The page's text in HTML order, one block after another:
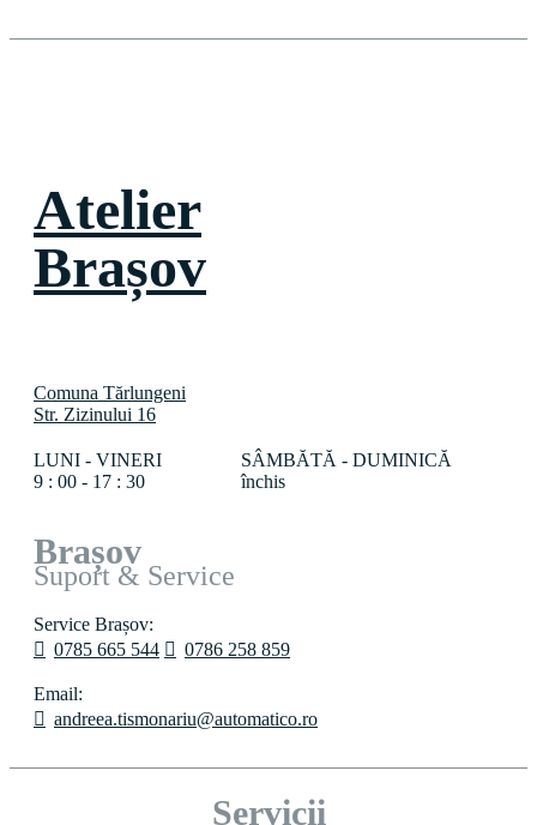
Atelier
Brașov
Comuna Tărlungeni
Str. Zizinului 16
LUNI - VINERI
9 : 00 - 17 : 30
SÂMBĂTĂ - DUMINICĂ
închis
Brașov
Suport & Service
Service Brașov:
0785 665 544
0786 258 859
Email:
andreea.tismonariu@automatico.ro
Servicii